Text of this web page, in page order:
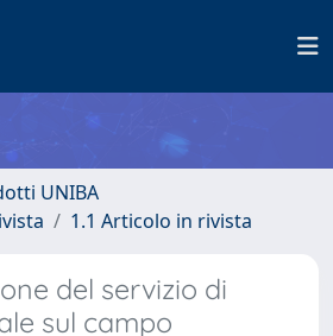
UNIBA
1.1 Articolo in rivista
del servizio di
sul campo